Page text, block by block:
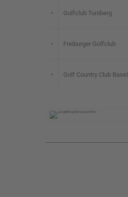
• Golfclub Tuniberg
• Freiburger Golfclub
• Golf Country Club Basel